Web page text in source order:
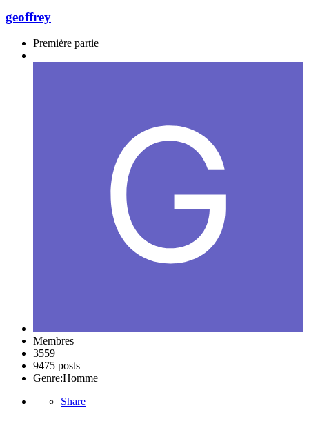
geoffrey
Première partie
Membres
3559
9475 posts
Genre:Homme
Share